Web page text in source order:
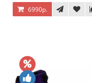
6990р.